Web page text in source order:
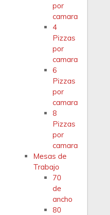
por
camara
4
Pizzas
por
camara
6
Pizzas
por
camara
8
Pizzas
por
camara
Mesas de
Trabajo
70
de
ancho
80